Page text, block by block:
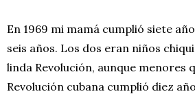
En 1969 mi mamá cumplió siete
seis años. Los dos eran niños
linda Revolución, aunque menores
Revolución cubana cumplió diez